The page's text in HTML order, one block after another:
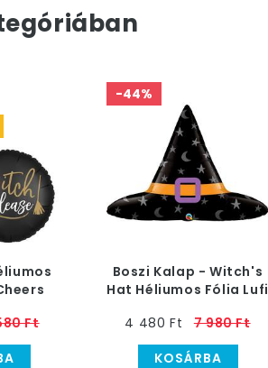
Ft
-44%
Boszi Kalap - Witch's
Hat Héliumos Fólia Lufi
4 480 Ft
7 980 Ft
KOSÁRBA